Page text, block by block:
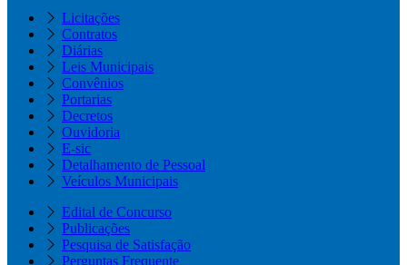
Licitações
Contratos
Diárias
Leis Municipais
Convênios
Portarias
Decretos
Ouvidoria
E-sic
Detalhamento de Pessoal
Veículos Municipais
Edital de Concurso
Publicações
Pesquisa de Satisfação
Perguntas Frequente